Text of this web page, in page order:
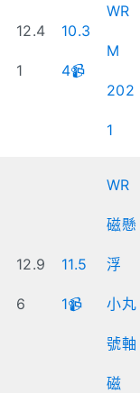
12.4
1
10.3
4📹
WR
M
202
1
12.9
6
11.5
1📹
WR
磁懸
浮
小丸
號軸
磁